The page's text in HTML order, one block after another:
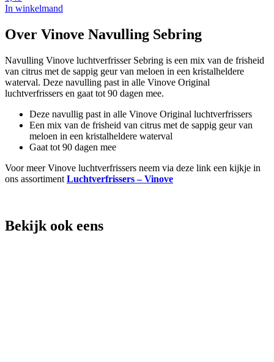
In winkelmand
Over Vinove Navulling Sebring
Navulling Vinove luchtverfrisser Sebring is een mix van de frisheid
van citrus met de sappig geur van meloen in een kristalheldere
waterval. Deze navulling past in alle Vinove Original
luchtverfrissers en gaat tot 90 dagen mee.
Deze navullig past in alle Vinove Original luchtverfrissers
Een mix van de frisheid van citrus met de sappig geur van
meloen in een kristalheldere waterval
Gaat tot 90 dagen mee
Voor meer Vinove luchtverfrissers neem via deze link een kijkje in
ons assortiment Luchtverfrissers – Vinove
Bekijk ook eens